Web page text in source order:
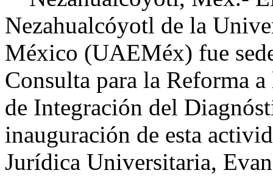
Nezahualcóyotl de la
México (UAEMéx) fue
Consulta para la Reforma
de Integración del
inauguración de esta
Jurídica Universitaria,